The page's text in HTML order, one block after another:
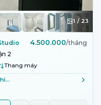
1 / 23
4.500.000/tháng
2
Thang máy